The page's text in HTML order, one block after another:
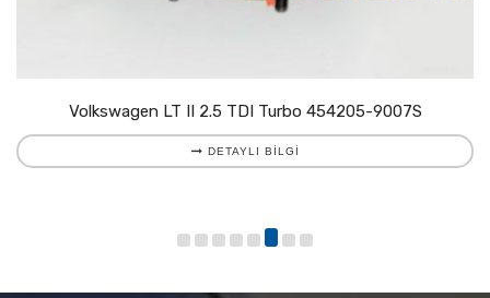
Volkswagen LT II 2.5 TDI Turbo 454205-9007S
DETAYLI BILGI